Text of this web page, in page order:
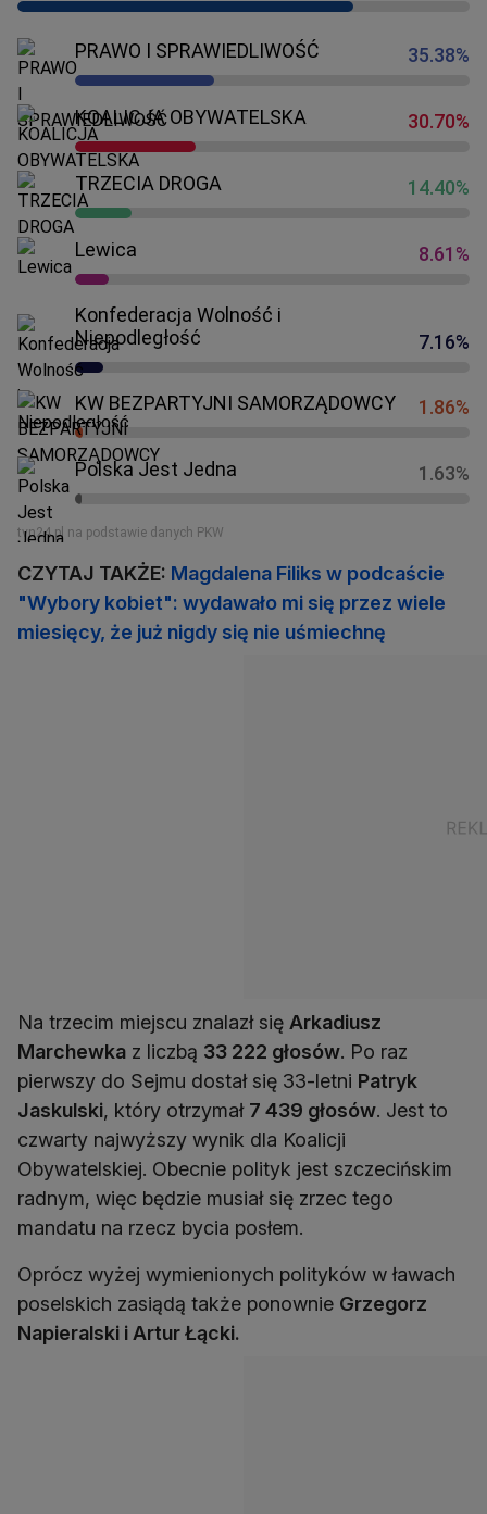
CZYTAJ TAKŻE: Magdalena Filiks w podcaście
"Wybory kobiet": wydawało mi się przez wiele
miesięcy, że już nigdy się nie uśmiechnę
Na trzecim miejscu znalazł się Arkadiusz
Marchewka z liczbą 33 222 głosów. Po raz
pierwszy do Sejmu dostał się 33-letni Patryk
Jaskulski, który otrzymał 7 439 głosów. Jest to
czwarty najwyższy wynik dla Koalicji
Obywatelskiej. Obecnie polityk jest szczecińskim
radnym, więc będzie musiał się zrzec tego
mandatu na rzecz bycia posłem.
Oprócz wyżej wymienionych polityków w ławach
poselskich zasiądą także ponownie Grzegorz
Napieralski i Artur Łącki.